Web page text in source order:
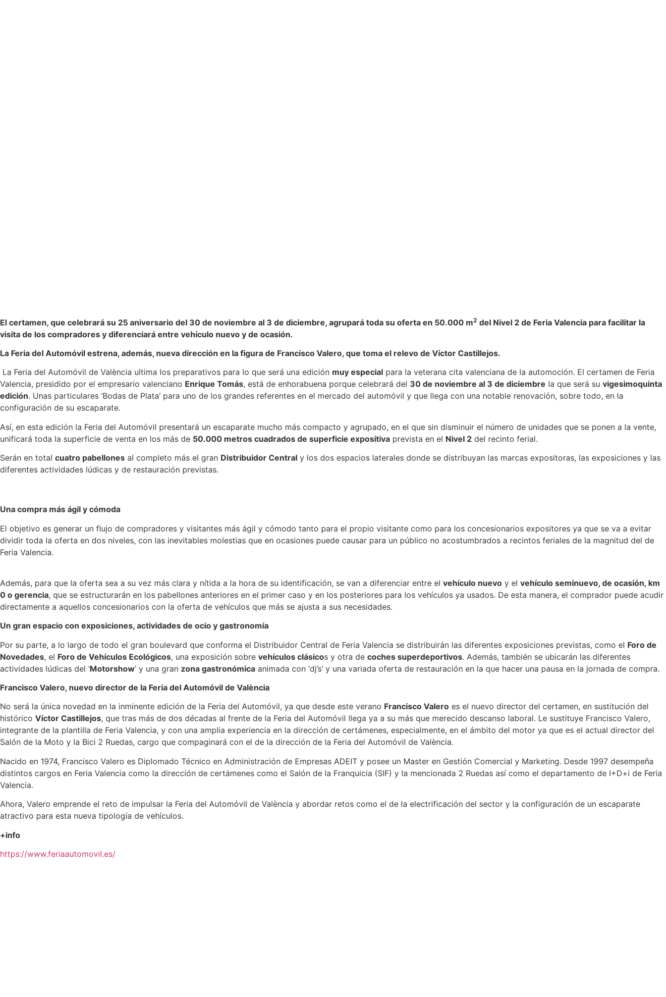
El certamen, que celebrará su 25 aniversario del 30 de noviembre al 3 de diciembre, agrupará toda su oferta en 50.000 m2 del Nivel 2 de Feria Valencia para facilitar la
visita de los compradores y diferenciará entre vehículo nuevo y de ocasión.
La Feria del Automóvil estrena, además, nueva dirección en la figura de Francisco Valero, que toma el relevo de Víctor Castillejos.
La Feria del Automóvil de València ultima los preparativos para lo que será una edición muy especial para la veterana cita valenciana de la automoción. El certamen de Feria
Valencia, presidido por el empresario valenciano Enrique Tomás, está de enhorabuena porque celebrará del 30 de noviembre al 3 de diciembre la que será su vigesimoquinta
edición. Unas particulares ‘Bodas de Plata’ para uno de los grandes referentes en el mercado del automóvil y que llega con una notable renovación, sobre todo, en la
configuración de su escaparate.
Así, en esta edición la Feria del Automóvil presentará un escaparate mucho más compacto y agrupado, en el que sin disminuir el número de unidades que se ponen a la vente,
unificará toda la superficie de venta en los más de 50.000 metros cuadrados de superficie expositiva prevista en el Nivel 2 del recinto ferial.
Serán en total cuatro pabellones al completo más el gran Distribuidor Central y los dos espacios laterales donde se distribuyan las marcas expositoras, las exposiciones y las
diferentes actividades lúdicas y de restauración previstas.
Una compra más ágil y cómoda
El objetivo es generar un flujo de compradores y visitantes más ágil y cómodo tanto para el propio visitante como para los concesionarios expositores ya que se va a evitar
dividir toda la oferta en dos niveles, con las inevitables molestias que en ocasiones puede causar para un público no acostumbrados a recintos feriales de la magnitud del de
Feria Valencia.
Además, para que la oferta sea a su vez más clara y nítida a la hora de su identificación, se van a diferenciar entre el vehículo nuevo y el vehículo seminuevo, de ocasión, km
0 o gerencia, que se estructurarán en los pabellones anteriores en el primer caso y en los posteriores para los vehículos ya usados. De esta manera, el comprador puede acudir
directamente a aquellos concesionarios con la oferta de vehículos que más se ajusta a sus necesidades.
Un gran espacio con exposiciones, actividades de ocio y gastronomía
Por su parte, a lo largo de todo el gran boulevard que conforma el Distribuidor Central de Feria Valencia se distribuirán las diferentes exposiciones previstas, como el Foro de
Novedades, el Foro de Vehículos Ecológicos, una exposición sobre vehículos clásicos y otra de coches superdeportivos. Además, también se ubicarán las diferentes
actividades lúdicas del ‘Motorshow’ y una gran zona gastronómica animada con ‘dj’s’ y una variada oferta de restauración en la que hacer una pausa en la jornada de compra.
Francisco Valero, nuevo director de la Feria del Automóvil de València
No será la única novedad en la inminente edición de la Feria del Automóvil, ya que desde este verano Francisco Valero es el nuevo director del certamen, en sustitución del
histórico Víctor Castillejos, que tras más de dos décadas al frente de la Feria del Automóvil llega ya a su más que merecido descanso laboral. Le sustituye Francisco Valero,
integrante de la plantilla de Feria Valencia, y con una amplia experiencia en la dirección de certámenes, especialmente, en el ámbito del motor ya que es el actual director del
Salón de la Moto y la Bici 2 Ruedas, cargo que compaginará con el de la dirección de la Feria del Automóvil de València.
Nacido en 1974, Francisco Valero es Diplomado Técnico en Administración de Empresas ADEIT y posee un Master en Gestión Comercial y Marketing. Desde 1997 desempeña
distintos cargos en Feria Valencia como la dirección de certámenes como el Salón de la Franquicia (SIF) y la mencionada 2 Ruedas así como el departamento de I+D+i de Feria
Valencia.
Ahora, Valero emprende el reto de impulsar la Feria del Automóvil de València y abordar retos como el de la electrificación del sector y la configuración de un escaparate
atractivo para esta nueva tipología de vehículos.
+info
https://www.feriaautomovil.es/